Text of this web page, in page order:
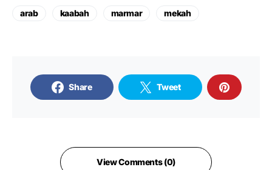
arab kaabah marmar mekah
Share Tweet
View Comments (0)